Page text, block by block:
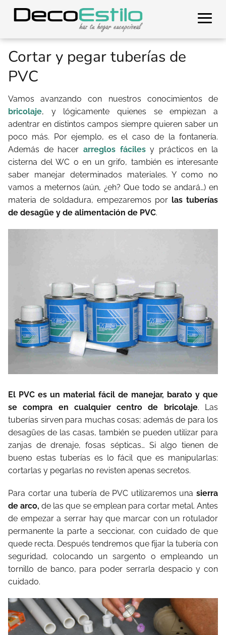
Cortar y pegar tuberías de
PVC
Vamos avanzando con nuestros conocimientos de
bricolaje, y lógicamente quienes se empiezan a
adentrar en distintos campos siempre quieren saber un
poco más. Por ejemplo, es el caso de la fontanería.
Además de hacer arreglos fácilesy prácticos en la
cisterna del WC o en un grifo, también es interesante
saber manejar determinados materiales. Y como no
vamos a meternos (aún, ¿eh? Que todo se andará…) en
materia de soldadura, empezaremos por las tuberías
de desagüe y de alimentación de PVC.
El PVC es un material fácil de manejar, barato y que
se compra en cualquier centro de bricolaje. Las
tuberías sirven para muchas cosas; además de para los
desagües de las casas, también se pueden utilizar para
zanjas de drenaje, fosas sépticas… Si algo tienen de
bueno estas tuberías es lo fácil que es manipularlas:
cortarlas y pegarlas no revisten apenas secretos.
Para cortar una tubería de PVC utilizaremos una sierra
de arco, de las que se emplean para cortar metal. Antes
de empezar a serrar hay que marcar con un rotulador
permanente la parte a seccionar, con cuidado de que
quede recta. Después tendremos que fijar la tubería con
seguridad, colocando un sargento o empleando un
tornillo de banco, para poder serrarla despacio y con
cuidado.